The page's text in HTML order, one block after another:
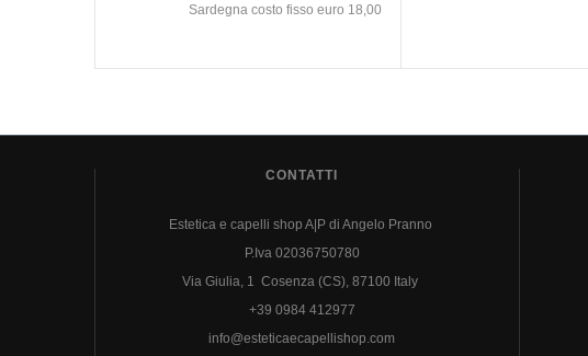
Sardegna costo fisso euro 18,00
CONTATTI
Estetica e capelli shop A|P di Angelo Pranno
P.Iva 02036750780
Via Giulia, 1 Cosenza (CS), 87100 Italy
+39 0984 412977
info@esteticaecapellishop.com